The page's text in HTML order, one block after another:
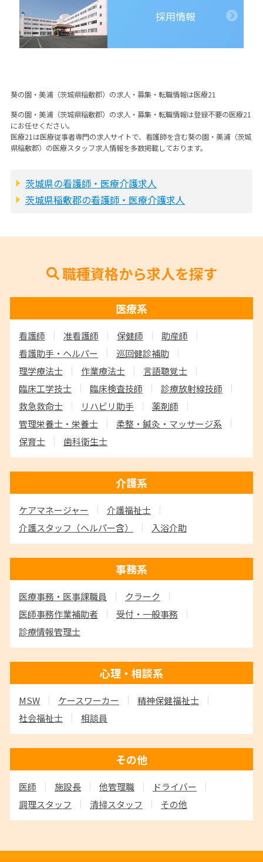
採用情報
葵の園・美浦（茨城県稲敷郡）の求人・募集・転職情報は医療21
葵の園・美浦（茨城県稲敷郡）の求人・募集・転職情報は登録不要の医療21
にお任せください。
医療21は医療従事者専門の求人サイトで、看護師を含む葵の園・美浦（茨城
県稲敷郡）の医療スタッフ求人情報を多数掲載しております。
茨城県の看護師・医療介護求人
茨城県稲敷郡の看護師・医療介護求人
職種資格から求人を探す
医療系
看護師 准看護師 保健師
助産師
看護助手・ヘルパー
巡回健診補助
理学療法士
作業療法士
言語聴覚士
臨床工学技士
臨床検査技師
診療放射線技師
救急救命士
リハビリ助手
薬剤師
管理栄養士・栄養士
柔整・鍼灸・マッサージ系
保育士
歯科衛生士
介護系
ケアマネージャー
介護福祉士
介護スタッフ （ヘルパー含） 入浴介助
事務系
医療事務・医事課職員
クラーク
医師事務作業補助者
受付・一般事務
診療情報管理士
心理・相談系
MSW ケースワーカー
精神保健福祉士
社会福祉士
相談員
その他
医師 施設長 他管理職
ドライバー
調理スタッフ
清掃スタッフ その他